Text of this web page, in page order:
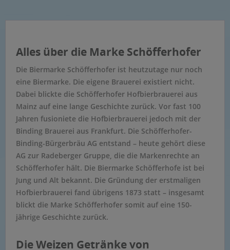
Alles über die Marke Schöfferhofer
Die Biermarke Schöfferhofer ist heutzutage nur noch
eine Biermarke. Die eigene Brauerei existiert nicht.
Dabei blickte die Schöfferhofer Hofbierbrauerei aus
Mainz auf eine lange Geschichte zurück. Vor fast 100
Jahren fusioniete die Hofbierbrauerei jedoch mit der
Binding Brauerei aus Frankfurt. Die Schöfferhofer-
Binding-Bürgerbräu AG entstand – heute gehört diese
AG zur Radeberger Gruppe, die die Markenrechte an
Schöfferhofer hält. Die Biermarke Schöfferhofe ist bei
Jung und Alt bekannt. Die Gründung der erstmaligen
Hofbierbrauerei fand übrigens 1873 statt – insgesamt
blickt die Marke Schöfferhofer somit auf eine 150-
jährige Geschichte zurück.
Die Weizen Getränke von